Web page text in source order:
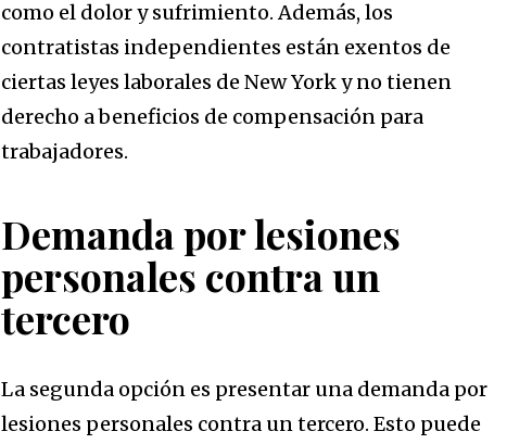
como el dolor y sufrimiento. Además, los
contratistas independientes están exentos de
ciertas leyes laborales de New York y no tienen
derecho a beneficios de compensación para
trabajadores.
Demanda por lesiones
personales contra un
tercero
La segunda opción es presentar una demanda por
lesiones personales contra un tercero. Esto puede